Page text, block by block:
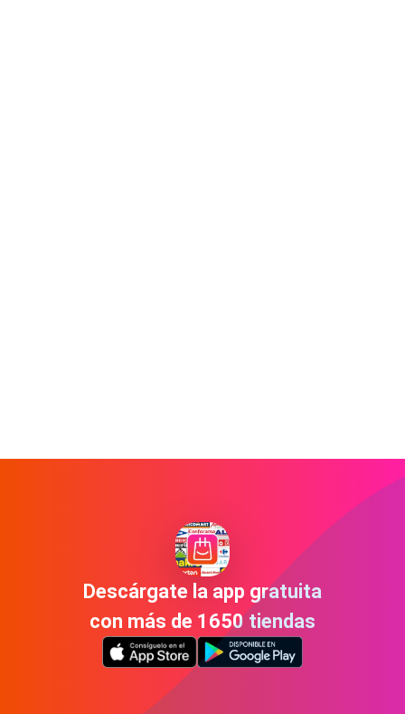
Descárgate la app gratuita
con más de 1650 tiendas